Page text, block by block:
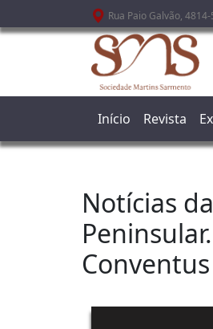
Passar para o conteúdo principal
Rua Paio Galvão,
Início Revista
Notícias